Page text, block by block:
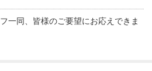
一同、皆様のご要望にお応えできま